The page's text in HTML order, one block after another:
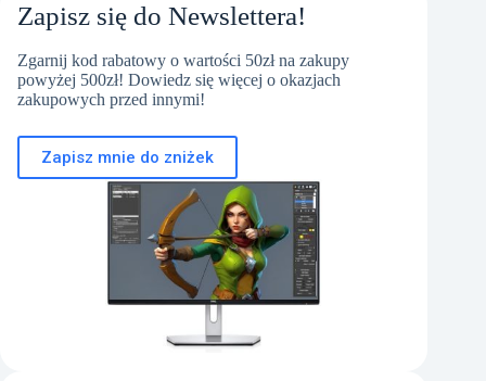
Zapisz się do Newslettera!
Zgarnij kod rabatowy o wartości 50zł na zakupy
powyżej 500zł! Dowiedz się więcej o okazjach
zakupowych przed innymi!
Zapisz mnie do zniżek